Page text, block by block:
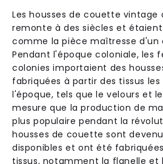
Les housses de couette vintage
remonte à des siècles et
comme la pièce maîtresse d'un
Pendant l'époque coloniale, les
colonies importaient des
fabriquées à partir des tissus les
l'époque, tels que le velours et
mesure que la production de
plus populaire pendant la
housses de couette sont
disponibles et ont été
tissus, notamment la flanelle et